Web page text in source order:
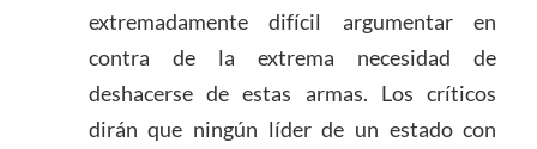
extremadamente difícil argumentar en
contra de la extrema necesidad de
deshacerse de estas armas. Los críticos
dirán que ningún líder de un estado con